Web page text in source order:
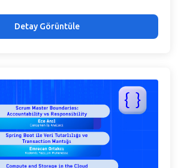
Detay Görüntüle